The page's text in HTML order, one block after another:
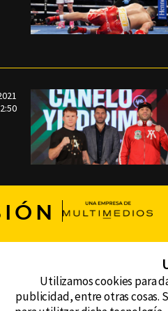
o parcial, incluyendo
o magnético.
Utilizamos cookies para
publicidad, entre otras cosas.